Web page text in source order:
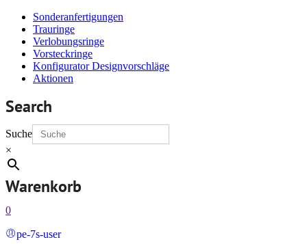
Sonderanfertigungen
Trauringe
Verlobungsringe
Vorsteckringe
Konfigurator Designvorschläge
Aktionen
Search
Suche
×
Warenkorb
0
pe-7s-user